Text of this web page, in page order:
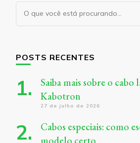
Procurando
algo?
POSTS RECENTES
Saiba mais sobre o
Kabotron
27 de julho de 2026
Cabos especiais: como